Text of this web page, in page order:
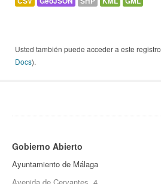
Usted también puede acceder a este
Docs).
Gobierno Abierto
Ayuntamiento de Málaga